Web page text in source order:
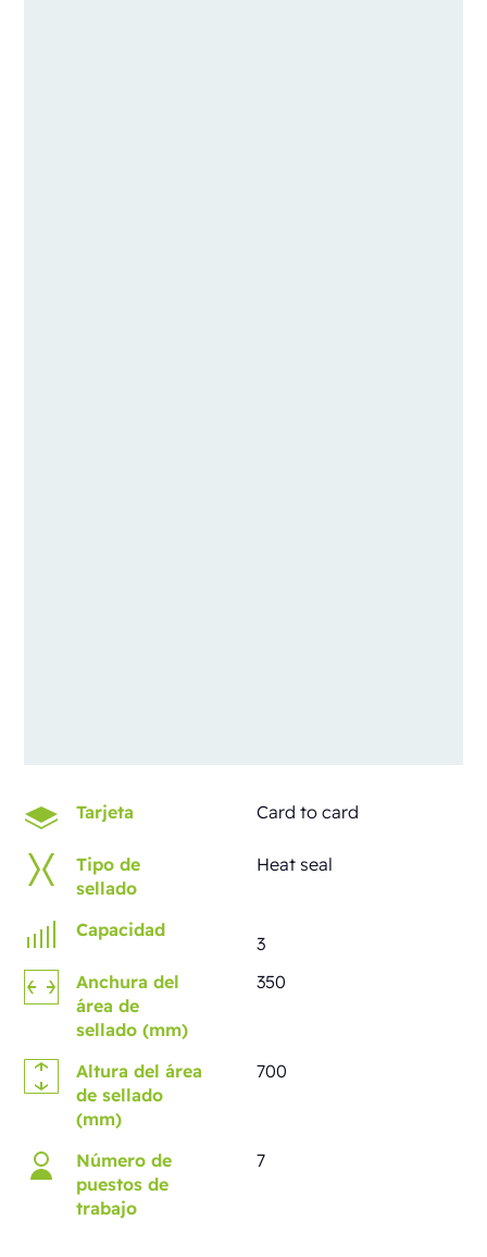
Tarjeta Card to card
Tipo de
sellado
Heat seal
Capacidad
3
Anchura del
área de
sellado (mm)
350
Altura del área
de sellado
(mm)
700
Número de
puestos de
trabajo
7